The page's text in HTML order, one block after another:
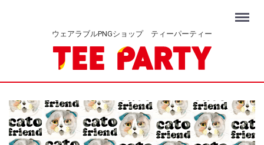
ウェアラブルPNGショップ ティーパーティー
Menu